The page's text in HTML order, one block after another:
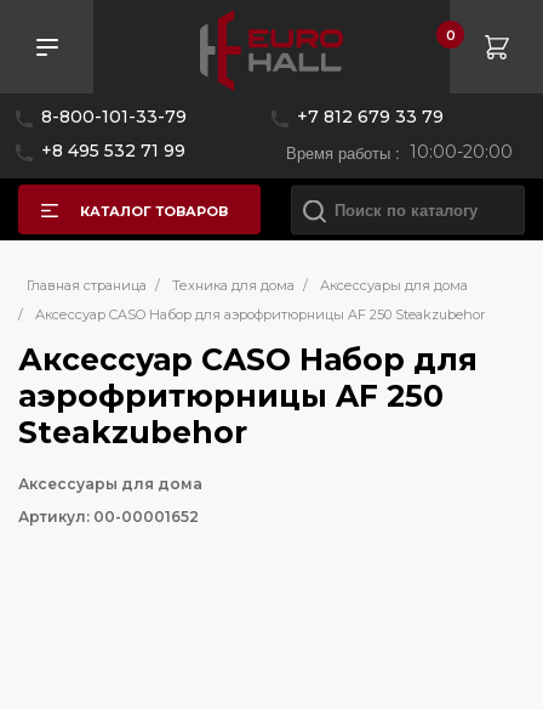
8-800-101-33-79
+7 812 679 33 79
+8 495 532 71 99
Время работы : 10:00-20:00
0
КАТАЛОГ ТОВАРОВ
Главная страница / Техника для дома /
Аксессуары для дома
/
Аксессуар CASO Набор для аэрофритюрницы AF 250 Steakzubehor
Аксессуар CASO Набор для
аэрофритюрницы AF 250
Steakzubehor
Аксессуары для дома
Артикул: 00-00001652